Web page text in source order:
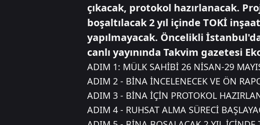
çıkacak, protokol hazırlanacak.
boşaltılacak 2 yıl içinde TOKİ
yapılmayacak. Öncelikli
canlı yayınında Takvim gazetesi
ADIM 1: MÜLK SAHİBİ 26 NİSAN-29
ADIM 2 - BİNA İNCELENECEK VE ÖN
ADIM 3 - BİNA İÇİN PROTOKOL
ADIM 4 - RUHSAT ALMA SÜRECİ